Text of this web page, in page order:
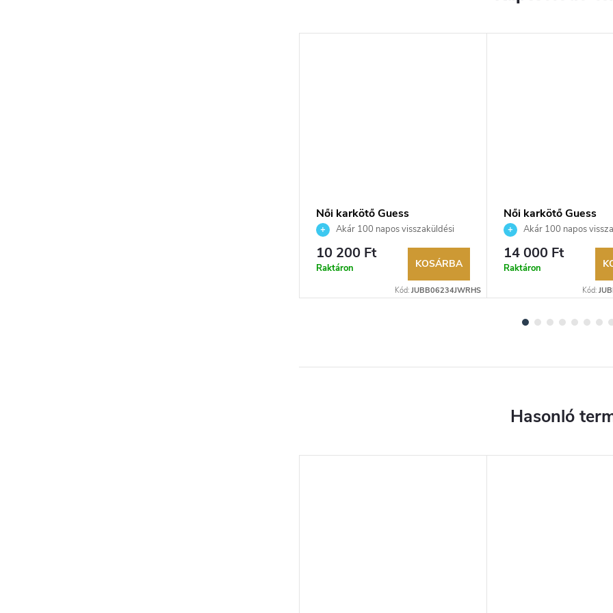
Női karkötő Guess
JUBB06234JWRHS
Akár 100 napos visszaküldési
lehetőség. Hivatalos márkakereskedő.
10 200 Ft
Raktáron KOSÁRBA
Kód: JUBB06234JWRHS
Női karkötő Guess
JUBB04594JWRHS
Akár 100 napos
lehetőség. Hivatalos
14 000 Ft
Raktáron
Kód: